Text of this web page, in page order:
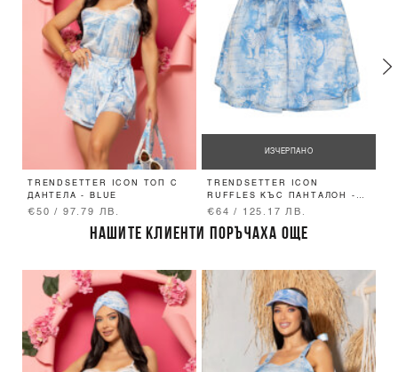
TRENDSETTER ICON ТОП С
ДАНТЕЛА - BLUE
€50 / 97.79 ЛВ.
ИЗЧЕРПАНО
TRENDSETTER ICON
RUFFLES КЪС ПАНТАЛОН -
BLUE
€64 / 125.17 ЛВ.
НАШИТЕ КЛИЕНТИ ПОРЪЧАХА ОЩЕ